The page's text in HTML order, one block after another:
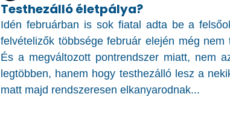
Testhezálló életpálya?
Idén februárban is sok fiatal adta be a
felvételizők többsége február elején még
És a megváltozott pontrendszer miatt, nem
legtöbben, hanem hogy testhezálló lesz a
matt majd rendszeresen elkanyarodnak...